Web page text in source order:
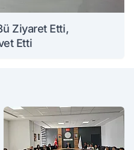
Ziyaret Etti,
Etti